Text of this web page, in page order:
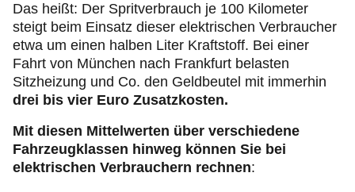
Das heißt: Der Spritverbrauch je 100 Kilometer
steigt beim Einsatz dieser elektrischen Verbraucher
etwa um einen halben Liter Kraftstoff. Bei einer
Fahrt von München nach Frankfurt belasten
Sitzheizung und Co. den Geldbeutel mit immerhin
drei bis vier Euro Zusatzkosten.
Mit diesen Mittelwerten über verschiedene
Fahrzeugklassen hinweg können Sie bei
elektrischen Verbrauchern rechnen: